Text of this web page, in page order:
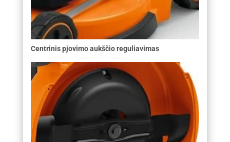
Centrinis pjovimo aukščio reguliavimas